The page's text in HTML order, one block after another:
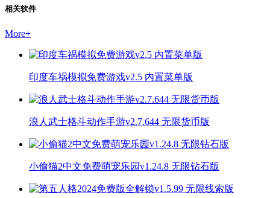
相关软件
More+
印度车祸模拟免费游戏v2.5 内置菜单版
浪人武士格斗动作手游v2.7.644 无限货币版
小偷猫2中文免费萌宠乐园v1.24.8 无限钻石版